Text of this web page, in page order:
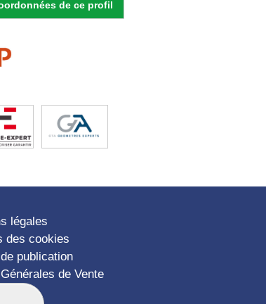
de ce profil
légales
des cookies
publication
de Vente